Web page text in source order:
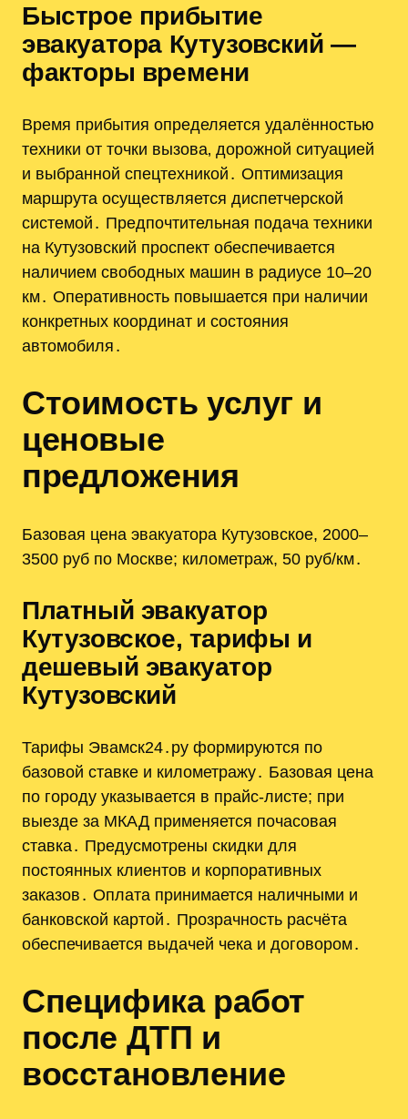
Быстрое прибытие
эвакуатора Кутузовский —
факторы времени
Время прибытия определяется удалённостью
техники от точки вызова‚ дорожной ситуацией
и выбранной спецтехникой․ Оптимизация
маршрута осуществляется диспетчерской
системой․ Предпочтительная подача техники
на Кутузовский проспект обеспечивается
наличием свободных машин в радиусе 10–20
км․ Оперативность повышается при наличии
конкретных координат и состояния
автомобиля․
Стоимость услуг и
ценовые
предложения
Базовая цена эвакуатора Кутузовское, 2000–
3500 руб по Москве; километраж, 50 руб/км․
Платный эвакуатор
Кутузовское, тарифы и
дешевый эвакуатор
Кутузовский
Тарифы Эвамск24․ру формируются по
базовой ставке и километражу․ Базовая цена
по городу указывается в прайс-листе; при
выезде за МКАД применяется почасовая
ставка․ Предусмотрены скидки для
постоянных клиентов и корпоративных
заказов․ Оплата принимается наличными и
банковской картой․ Прозрачность расчёта
обеспечивается выдачей чека и договором․
Специфика работ
после ДТП и
восстановление